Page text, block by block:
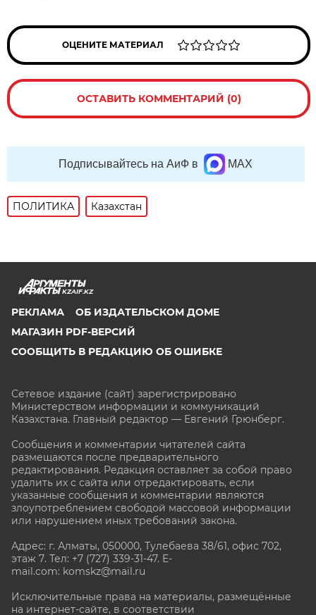
ОЦЕНИТЕ МАТЕРИАЛ
ОСТАВИТЬ КОММЕНТАРИЙ (0)
Подписывайтесь на АиФ в MAX
ПОЛИТИКА Казахстан
KZAIF.KZ
РЕКЛАМА
ОБ ИЗДАТЕЛЬСКОМ ДОМЕ
МАГАЗИН PDF-ВЕРСИЙ
СООБЩИТЬ В РЕДАКЦИЮ ОБ ОШИБКЕ
Сетевое издание (сайт) зарегистрировано
Министерством информации и коммуникаций
Казахстана. Главный редактор — Евгений Грюнберг.
Сообщения и комментарии читателей сайта
размещаются после предварительного
редактирования. Редакция оставляет за собой право
удалить их с сайта или отредактировать, если
указанные сообщения и комментарии являются
злоупотреблением свободой массовой информации
или нарушением иных требований закона.
Адрес: г. Алматы, 050000, Тулебаева 38/61, офис 702,
этаж 7. Тел: +7 (727) 339-31-47. E-
mail.com: komskz@mail.ru
Исключительные права на материалы, размещённые
на интернет-сайте, в соответствии